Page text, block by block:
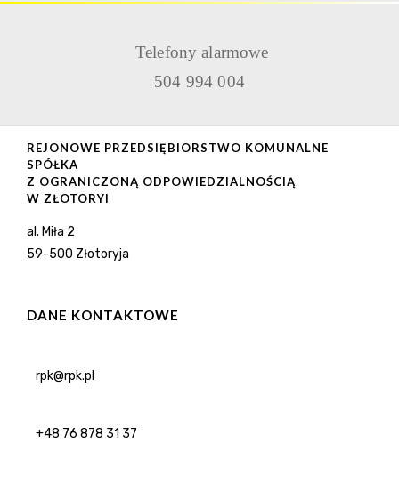
Telefony alarmowe
504 994 004
REJONOWE PRZEDSIĘBIORSTWO KOMUNALNE
SPÓŁKA
Z OGRANICZONĄ ODPOWIEDZIALNOŚCIĄ
W ZŁOTORYI
al. Miła 2
59-500 Złotoryja
DANE KONTAKTOWE
rpk@rpk.pl
+48 76 878 31 37